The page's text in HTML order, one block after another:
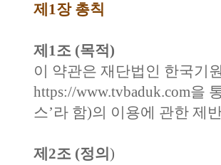
제1장 총칙
제1조 (목적)
이 약관은 재단법인 한국기
https://www.tvbaduk.com을
스’라 함)의 이용에 관한 제
제2조 (정의 )